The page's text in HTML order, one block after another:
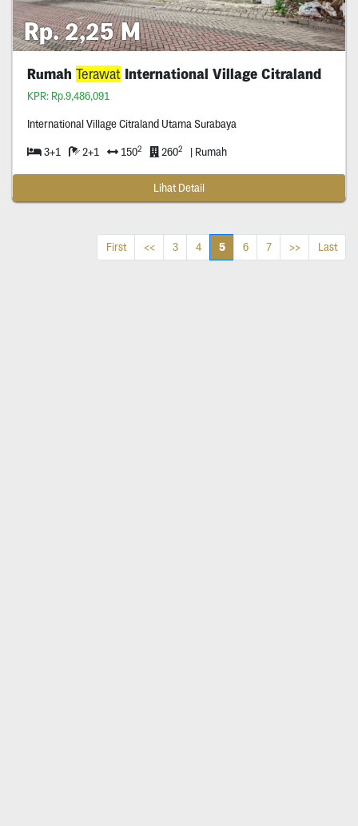
Rp. 2,25 M
Rumah TerawatInternational Village Citraland
KPR: Rp.9,486,091
International Village Citraland Utama Surabaya
3+1 2+1 1502 2602 | Rumah
Lihat Detail
First << 3 4 5 6 7 >> Last